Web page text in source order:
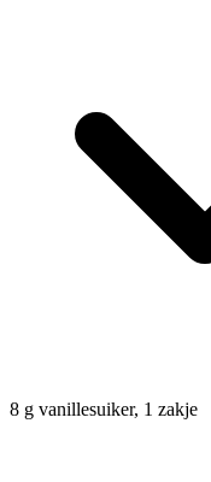
8 g vanillesuiker, 1 zakje